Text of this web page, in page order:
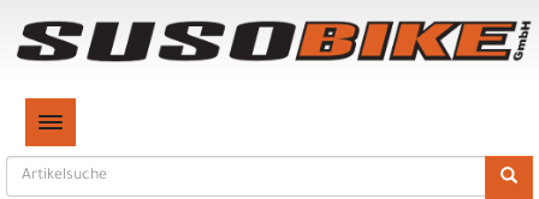
TOGGLE NAVIGATION